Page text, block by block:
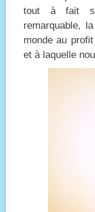
tout à fait
remarquable,
monde au
et à laquelle